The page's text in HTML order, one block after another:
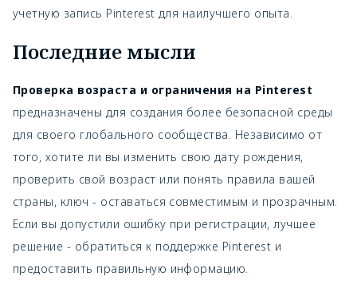
учетную запись Pinterest для наилучшего опыта.
Последние мысли
Проверка возраста и ограничения на Pinterest
предназначены для создания более безопасной среды
для своего глобального сообщества. Независимо от
того, хотите ли вы изменить свою дату рождения,
проверить свой возраст или понять правила вашей
страны, ключ - оставаться совместимым и прозрачным.
Если вы допустили ошибку при регистрации, лучшее
решение - обратиться к поддержке Pinterest и
предоставить правильную информацию.